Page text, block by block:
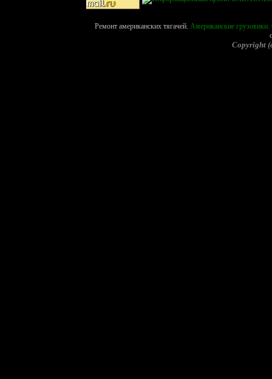
Ремонт американских тягачей. Американские грузовики.
Copyright